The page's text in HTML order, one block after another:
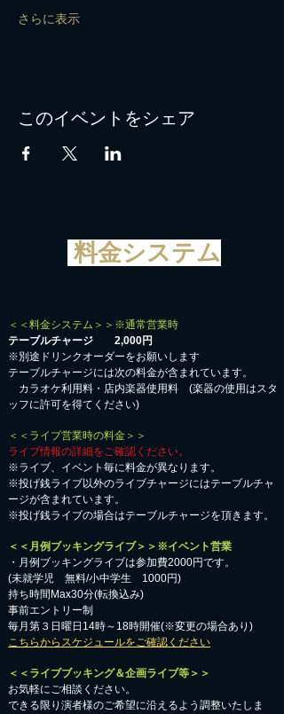
さらに表示
このイベントをシェア
料金システム
＜＜料金システム＞＞※通常営業時
テーブルチャージ 2,000円
※別途ドリンクオーダーをお願いします
テーブルチャージには次の料金が含まれています。
カラオケ利用料・店内楽器使用料 (楽器の使用はスタ
ッフに許可を得てください)
＜＜ライブ営業時の料金＞＞
ライブ情報の詳細をご確認ください。
※ライブ、イベント毎に料金が異なります。
※投げ銭ライブ以外のライブチャージにはテーブルチャ
ージが含まれています。
※投げ銭ライブの場合はテーブルチャージを頂きます。
＜＜月例ブッキングライブ＞＞※イベント営業
・月例ブッキングライブは参加費2000円です。
​(未就学児 無料/小中学生 1000円)
持ち時間Max30分(転換込み)
事前エントリー制
毎月第３日曜日14時～18時開催(※変更の場合あり)
こちらからスケジュールをご確認ください
＜＜ライブブッキング＆企画ライブ等＞＞
お気軽にご相談ください。​
​できる限り演者様のご希望に沿えるよう調整いたしま